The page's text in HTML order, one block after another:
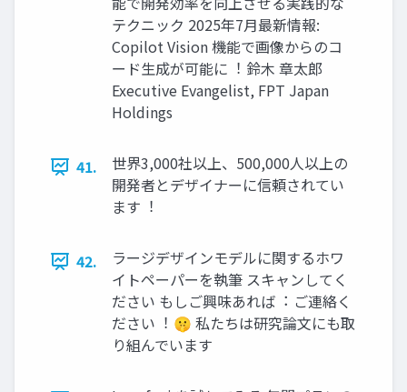
テクニック 2025年7⽉最新情報:
Copilot Vision 機能で画像からのコ
ード⽣成が可能に︕ 鈴⽊ 章太郎
Executive Evangelist, FPT Japan
Holdings
41.
世界3,000社以上、500,000⼈以上の
開発者とデザイナーに信頼されてい
ます︕
42.
ラージデザインモデルに関するホワ
イトペーパーを執筆 スキャンしてく
ださい もしご興味あれば︓ ご連絡く
ださい︕ 🤫 私たちは研究論⽂にも取
り組んでいます